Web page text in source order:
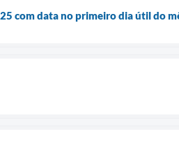
com data no primeiro dia útil do